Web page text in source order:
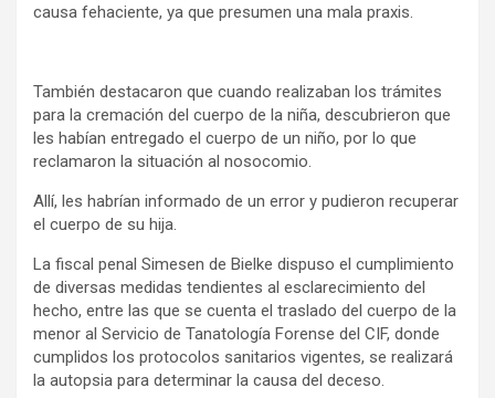
causa fehaciente, ya que presumen una mala praxis.
También destacaron que cuando realizaban los trámites
para la cremación del cuerpo de la niña, descubrieron que
les habían entregado el cuerpo de un niño, por lo que
reclamaron la situación al nosocomio.
Allí, les habrían informado de un error y pudieron recuperar
el cuerpo de su hija.
La fiscal penal Simesen de Bielke dispuso el cumplimiento
de diversas medidas tendientes al esclarecimiento del
hecho, entre las que se cuenta el traslado del cuerpo de la
menor al Servicio de Tanatología Forense del CIF, donde
cumplidos los protocolos sanitarios vigentes, se realizará
la autopsia para determinar la causa del deceso.